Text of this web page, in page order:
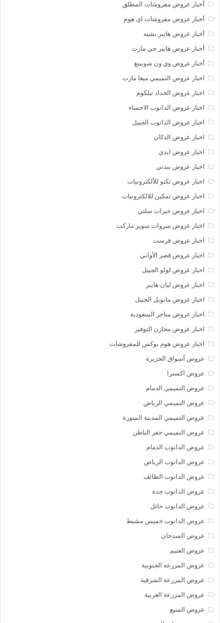
أخبار عروض مفروشات المطلق
أخبار عروض مفروشات اي هوم
أخبار عروض هايبر بشيه
أخبار عروض هايبر جي مارت
أخبار عروض وي ون شوبينغ
اخبار عروض التميمي ميغا مارت
اخبار عروض الحداد تيلكوم
اخبار عروض الدانوب الاحساء
اخبار عروض الدانوب الجبيل
اخبار عروض الدكان
اخبار عروض ايدي
اخبار عروض بندتي
اخبار عروض تكنو للألكترونيات
اخبار عروض تمكين للالكترونيات
اخبار عروض خيرات سلتي
اخبار عروض سروات سوبر ماركت
اخبار عروض فرست
اخبار عروض قصر الأواني
اخبار عروض لولو الجبيل
اخبار عروض ليان هايبر
اخبار عروض مانويل الجبيل
اخبار عروض متاجر السعودية
اخبار عروض مخازن التوفير
اخبار عروض هوم بوكس للمفروشات
عروض أسواق الجزيرة
عروض اكسترا
عروض التميمي الدمام
عروض التميمي الرياض
عروض التميمي المدينة المنورة
عروض التميمي حفر الباطن
عروض الدانوب الدمام
عروض الدانوب الرياض
عروض الدانوب الطائف
عروض الدانوب جدة
عروض الدانوب حائل
عروض الدانوب خميس مشيط
عروض السدحان
عروض العثيم
عروض المزرعة الجنوبية
عروض المزرعة الشرقية
عروض المزرعة الغربية
عروض المنيع